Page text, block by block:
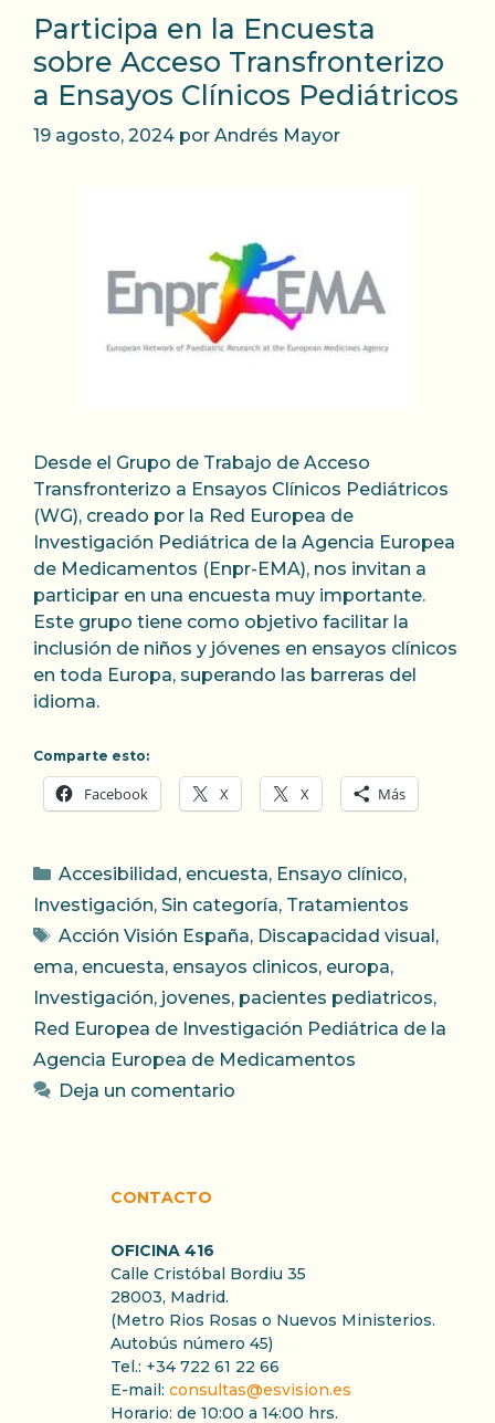
Participa en la Encuesta
sobre Acceso Transfronterizo
a Ensayos Clínicos Pediátricos
19 agosto, 2024 por Andrés Mayor
Desde el Grupo de Trabajo de Acceso
Transfronterizo a Ensayos Clínicos Pediátricos
(WG), creado por la Red Europea de
Investigación Pediátrica de la Agencia Europea
de Medicamentos (Enpr-EMA), nos invitan a
participar en una encuesta muy importante.
Este grupo tiene como objetivo facilitar la
inclusión de niños y jóvenes en ensayos clínicos
en toda Europa, superando las barreras del
idioma.
Comparte esto:
Facebook X X Más
Categorías
Accesibilidad , encuesta, Ensayo clínico,
Investigación, Sin categoría, Tratamientos
Etiquetas
Acción Visión España, Discapacidad visual ,
ema, encuesta, ensayos clinicos, europa,
Investigación, jovenes, pacientes pediatricos,
Red Europea de Investigación Pediátrica de la
Agencia Europea de Medicamentos
Deja un comentario
CONTACTO
OFICINA 416
Calle Cristóbal Bordiu 35
28003, Madrid.
(Metro Rios Rosas o Nuevos Ministerios.
Autobús número 45)
Tel.: +34 722 61 22 66
E-mail: consultas@esvision.es
Horario: de 10:00 a 14:00 hrs.